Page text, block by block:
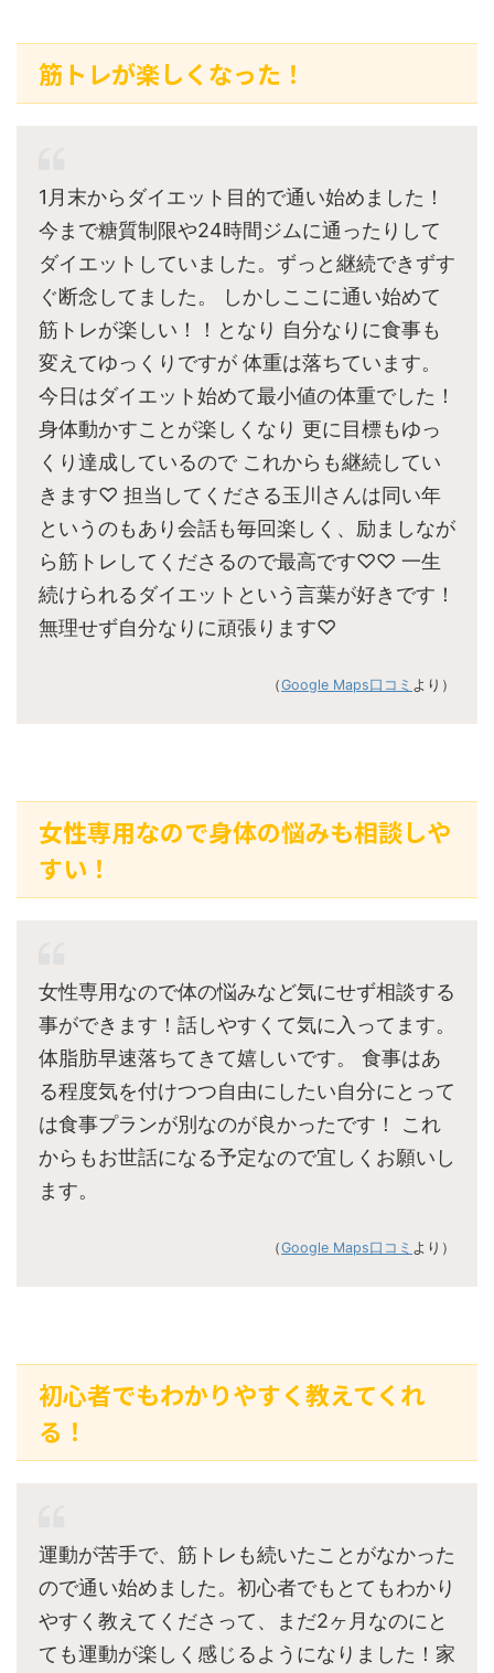
筋トレが楽しくなった！
1月末からダイエット目的で通い始めました！
今まで糖質制限や24時間ジムに通ったりして
ダイエットしていました。ずっと継続できずす
ぐ断念してました。 しかしここに通い始めて
筋トレが楽しい！！となり 自分なりに食事も
変えてゆっくりですが 体重は落ちています。
今日はダイエット始めて最小値の体重でした！
身体動かすことが楽しくなり 更に目標もゆっ
くり達成しているので これからも継続してい
きます♡ 担当してくださる玉川さんは同い年
というのもあり会話も毎回楽しく、励ましなが
ら筋トレしてくださるので最高です♡♡ 一生
続けられるダイエットという言葉が好きです！
無理せず自分なりに頑張ります♡
（Google Maps口コミ より）
女性専用なので身体の悩みも相談しや
すい！
女性専用なので体の悩みなど気にせず相談する
事ができます！話しやすくて気に入ってます。
体脂肪早速落ちてきて嬉しいです。 食事はあ
る程度気を付けつつ自由にしたい自分にとって
は食事プランが別なのが良かったです！ これ
からもお世話になる予定なので宜しくお願いし
ます。
（Google Maps口コミ より）
初心者でもわかりやすく教えてくれ
る！
運動が苦手で、筋トレも続いたことがなかった
ので通い始めました。初心者でもとてもわかり
やすく教えてくださって、まだ2ヶ月なのにと
ても運動が楽しく感じるようになりました！家